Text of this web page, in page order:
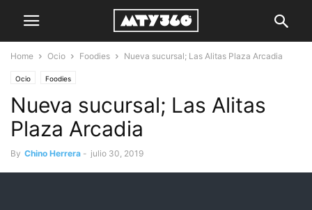
Home Ocio Foodies Nueva sucursal; Las Alitas Plaza Arcadia
Ocio Foodies
Nueva sucursal; Las Alitas
Plaza Arcadia
By Chino Herrera - julio 30, 2019